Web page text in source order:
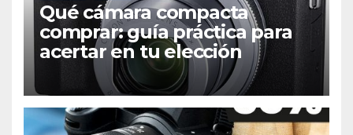
Qué cámara compacta
comprar: guía práctica para
acertar en tu elección